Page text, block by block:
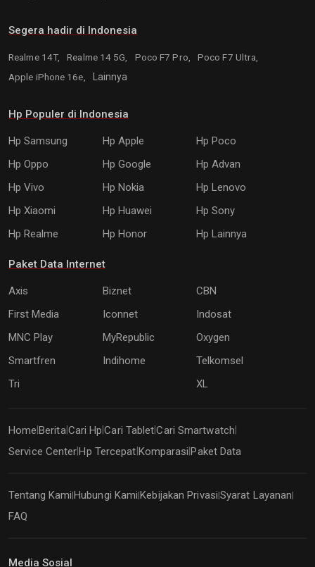
Segera hadir di Indonesia
Realme 14T, Realme 14 5G, Poco F7 Pro,
Poco F7 Ultra,
Apple iPhone 16e,
Lainnya
Hp Populer di Indonesia
Hp Samsung Hp Apple
Hp Poco
Hp Oppo
Hp Google
Hp Advan
Hp Vivo
Hp Nokia
Hp Lenovo
Hp Xiaomi
Hp Huawei
Hp Sony
Hp Realme
Hp Honor Hp Lainnya
Paket Data Internet
Axis Biznet
CBN
First Media
Iconnet
Indosat
MNC Play
MyRepublic
Oxygen
Smartfren
Indihome
Telkomsel
Tri
XL
Home BeritaCari Hp |Cari Tablet|Cari Smartwatch
Service Center|Hp Tercepat Komparasi |Paket Data
Tentang Kami|Hubungi Kami|Kebijakan Privasi|Syarat Layanan|
FAQ
Media Sosial